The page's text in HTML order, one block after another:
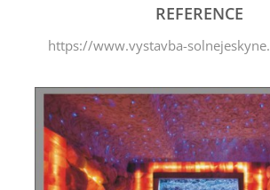
REFERENCE
https://www.vystavba-